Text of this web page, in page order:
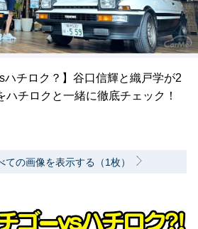
ハチロク？】谷口信輝と織戸学が2
チロクと一緒に徹底チェック！
ての画像を表示する（1枚）